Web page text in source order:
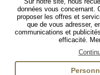
données vous concernant.
proposer les offres et
que de vous adresser,
communications et
efficacité.